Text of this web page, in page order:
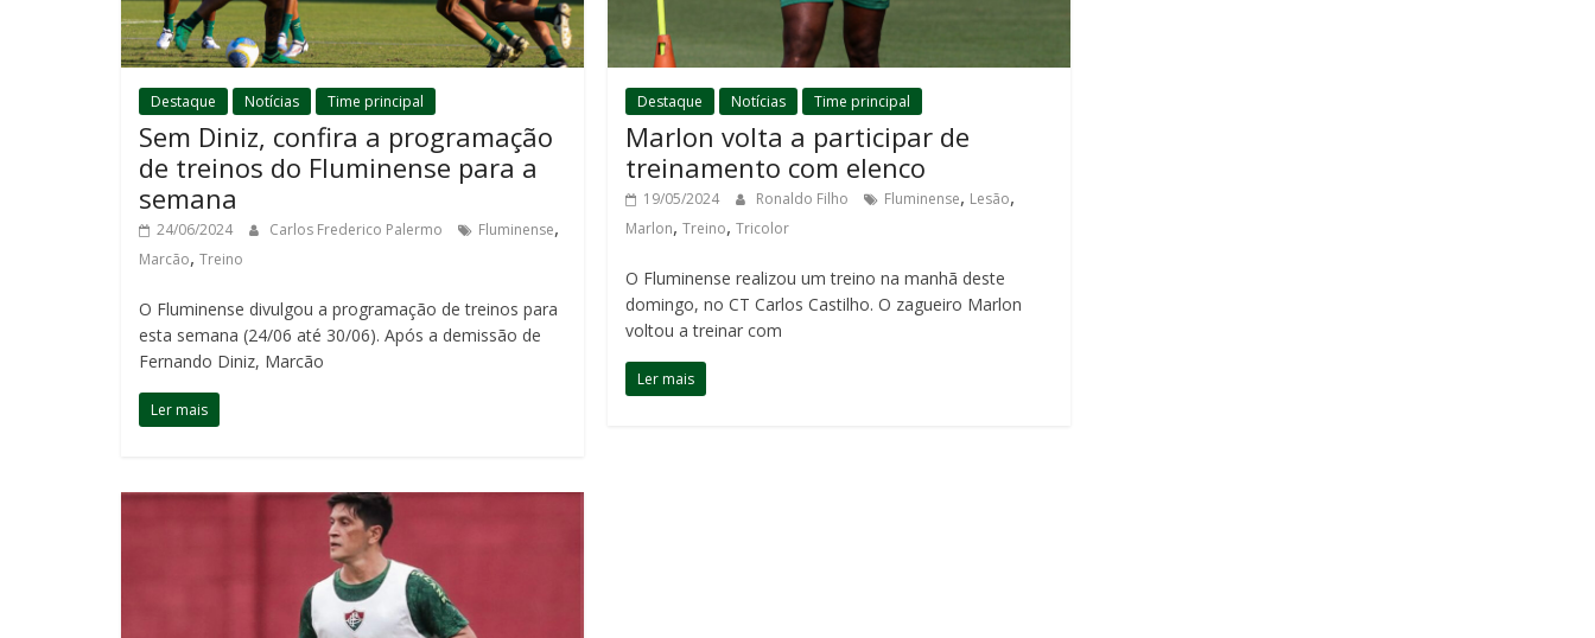
Destaque Notícias Time principal
Sem Diniz, confira a programação
de treinos do Fluminense para a
semana
24/06/2024 Carlos Frederico Palermo Fluminense,
Marcão, Treino
O Fluminense divulgou a programação de treinos para
esta semana (24/06 até 30/06). Após a demissão de
Fernando Diniz, Marcão
Ler mais
Destaque Notícias Time principal
Marlon volta a participar de
treinamento com elenco
19/05/2024 Ronaldo Filho Fluminense, Lesão,
Marlon,Treino,Tricolor
O Fluminense realizou um treino na manhã deste
domingo, no CT Carlos Castilho. O zagueiro Marlon
voltou a treinar com
Ler mais